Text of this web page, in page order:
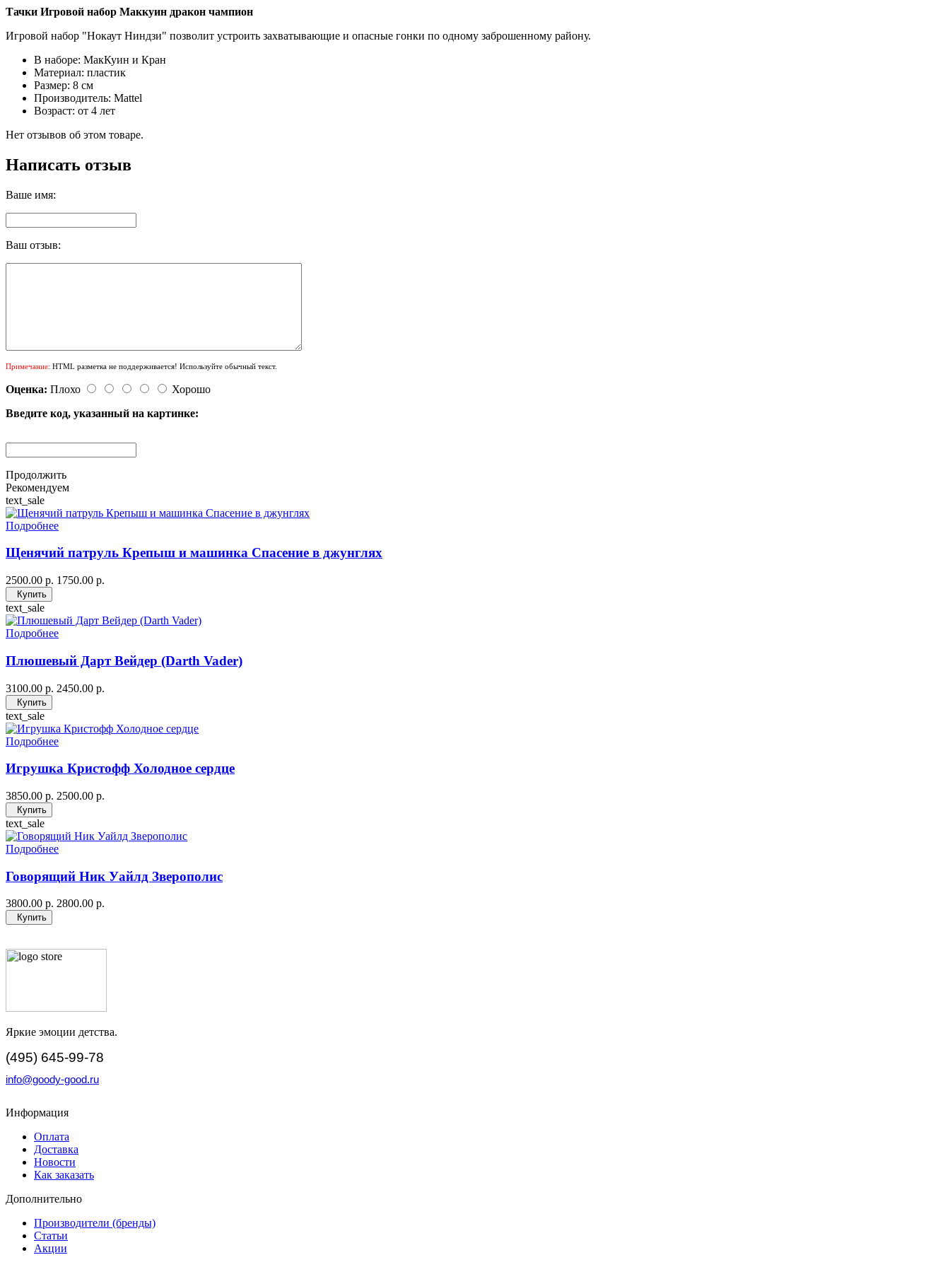
Тачки Игровой набор Маккуин дракон чампион
Игровой набор "Нокаут Ниндзи" позволит устроить захватывающие и опасные гонки по одному заброшенному району.
В наборе: МакКуин и Кран
Материал: пластик
Размер: 8 см
Производитель: Mattel
Возраст: от 4 лет
Нет отзывов об этом товаре.
Написать отзыв
Ваше имя:
Ваш отзыв:
Примечание: HTML разметка не поддерживается! Используйте обычный текст.
Оценка: Плохо
Хорошо
Введите код, указанный на картинке:
Продолжить
Рекомендуем
text_sale
Подробнее
Щенячий патруль Крепыш и машинка Спасение в джунглях
2500.00 р. 1750.00 р.
Купить
text_sale
Подробнее
Плюшевый Дарт Вейдер (Darth Vader)
3100.00 р. 2450.00 р.
Купить
text_sale
Подробнее
Игрушка Кристофф Холодное сердце
3850.00 р. 2500.00 р.
Купить
text_sale
Подробнее
Говорящий Ник Уайлд Зверополис
3800.00 р. 2800.00 р.
Купить
Яркие эмоции детства.
(495) 645-99-78
info@goody-good.ru
Информация
Оплата
Доставка
Новости
Как заказать
Дополнительно
Производители (бренды)
Статьи
Акции